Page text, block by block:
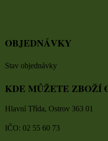
OBJEDNÁVKY
Stav objednávky
KDE MŮŽETE ZBOŽÍ
Hlavní Třída, Ostrov 363 01
IČO: 02 55 60 73